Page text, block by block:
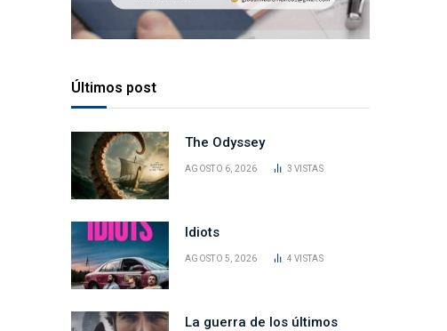
Últimos post
The Odyssey
AGOSTO 6, 2026 3VISTAS
Idiots
AGOSTO 5, 2026 4VISTAS
La guerra de los últimos